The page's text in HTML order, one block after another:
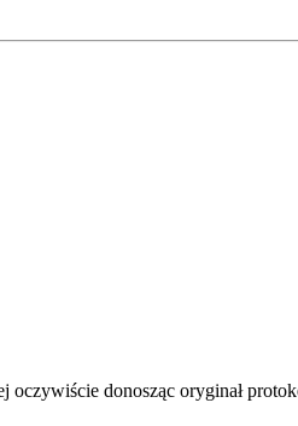
donosząc oryginał